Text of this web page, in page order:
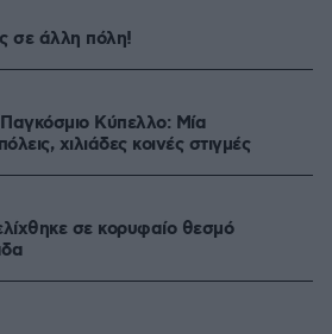
σε άλλη πόλη!
Kύπελλο: Μία
χιλιάδες κοινές στιγμές
σε κορυφαίο θεσμό